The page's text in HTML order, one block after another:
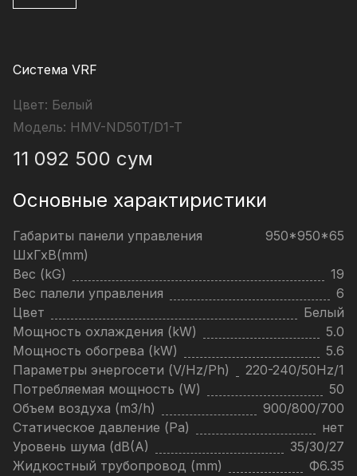
Система VRF
Цвет: Белый
Модель: HMV-ND50T/D1-T
11 092 500 сум
Основные характиристики
Габариты панели управления
ШхГхВ(mm)
950*950*65
Вес (kG)
19
Вес палели управления
6
Цвет
Белый
Мощность охлаждения (kW)
5.0
Мощность обогрева (kW)
5.6
Параметры энергосети (V/Hz/Ph)
220-240/50Hz/1
Потребляемая мощность (W)
50
Объем воздуха (m3/h)
900/800/700
Статическое давление (Pa)
нет
Уровень шума (dB(A)
35/30/27
Жидкостный трубопровод (mm)
Ф6.35